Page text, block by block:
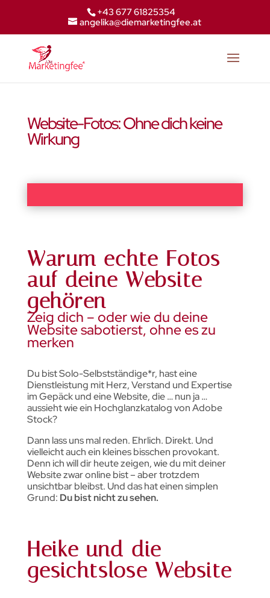
+43 677 61825354
angelika@diemarketingfee.at
Website-Fotos: Ohne dich keine
Wirkung
Warum echte Fotos
auf deine Website
gehören
Zeig dich – oder wie du deine
Website sabotierst, ohne es zu
merken
Du bist Solo-Selbstständige*r, hast eine
Dienstleistung mit Herz, Verstand und Expertise
im Gepäck und eine Website, die … nun ja …
aussieht wie ein Hochglanzkatalog von Adobe
Stock?
Dann lass uns mal reden. Ehrlich. Direkt. Und
vielleicht auch ein kleines bisschen provokant.
Denn ich will dir heute zeigen, wie du mit deiner
Website zwar online bist – aber trotzdem
unsichtbar bleibst. Und das hat einen simplen
Grund: Du bist nicht zu sehen.
Heike und die
gesichtslose Website